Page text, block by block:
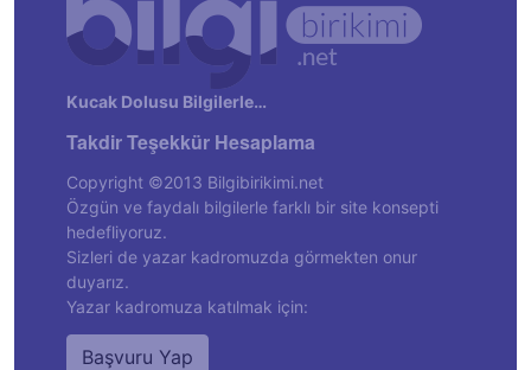
Kucak Dolusu Bilgilerle…
Takdir Teşekkür Hesaplama
Copyright ©2013 Bilgibirikimi.net
Özgün ve faydalı bilgilerle farklı bir site konsepti
hedefliyoruz.
Sizleri de yazar kadromuzda görmekten onur
duyarız.
Yazar kadromuza katılmak için:
Başvuru Yap